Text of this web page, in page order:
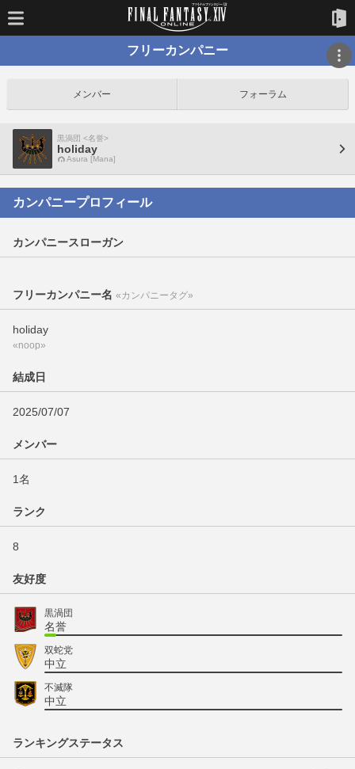
フリーカンパニー
メンバー フォーラム
黒渦団 <名誉>
holiday
Asura [Mana]
カンパニープロフィール
カンパニースローガン
フリーカンパニー名 «カンパニータグ»
holiday
«noop»
結成日
2025/07/07
メンバー
1名
ランク
8
友好度
黒渦団
名誉
双蛇党
中立
不滅隊
中立
ランキングステータス